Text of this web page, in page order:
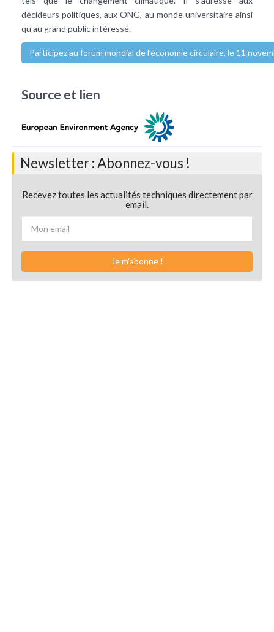
décideurs politiques, aux ONG, au monde universitaire ainsi
qu'au grand public intéressé.
Participez au forum mondial de l’économie circulaire, le 11
Source et lien
Newsletter : Abonnez-vous !
Recevez toutes les actualités techniques directement par
email.
Je m'abonne !